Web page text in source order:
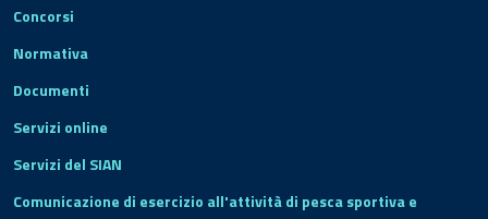
Concorsi
Normativa
Documenti
Servizi online
Servizi del SIAN
Comunicazione di esercizio all'attività di pesca sportiva e